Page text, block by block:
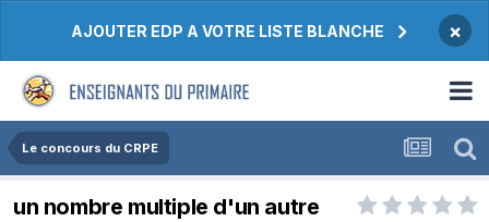
AJOUTER EDP A VOTRE LISTE BLANCHE ×
Le concours du CRPE
un nombre multiple d'un autre